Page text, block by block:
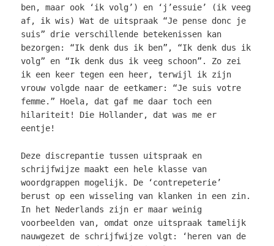
ben, maar ook ‘ik volg’) en ‘j’essuie’ (ik veeg
af, ik wis) Wat de uitspraak “Je pense donc je
suis” drie verschillende betekenissen kan
bezorgen: “Ik denk dus ik ben”, “Ik denk dus ik
volg” en “Ik denk dus ik veeg schoon”. Zo zei
ik een keer tegen een heer, terwijl ik zijn
vrouw volgde naar de eetkamer: “Je suis votre
femme.” Hoela, dat gaf me daar toch een
hilariteit! Die Hollander, dat was me er
eentje!
Deze discrepantie tussen uitspraak en
schrijfwijze maakt een hele klasse van
woordgrappen mogelijk. De ‘contrepeterie’
berust op een wisseling van klanken in een zin.
In het Nederlands zijn er maar weinig
voorbeelden van, omdat onze uitspraak tamelijk
nauwgezet de schrijfwijze volgt: ‘heren van de